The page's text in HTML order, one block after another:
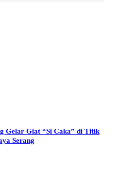
Gelar Giat “Si Caka” di Titik
Serang